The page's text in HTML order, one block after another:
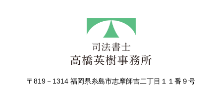
〒819－1314 福岡県糸島市志摩師吉二丁目１１番９号